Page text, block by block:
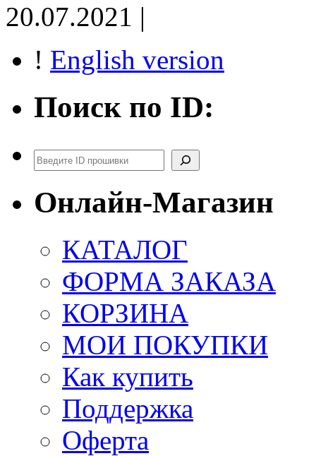
20.07.2021 |
! English version
Поиск по ID:
Поиск
Онлайн-Магазин
КАТАЛОГ
ФОРМА ЗАКАЗА
КОРЗИНА
МОИ ПОКУПКИ
Как купить
Поддержка
Оферта